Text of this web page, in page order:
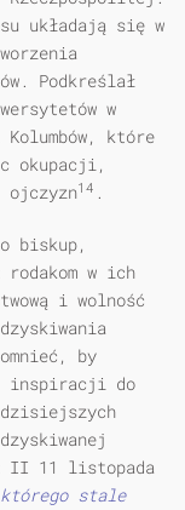
układają się w
Podkreślał
w
które
okupacji,
ojczyzn14 .
biskup,
w ich
i wolność
by
inspiracji do
II 11 listopada
stale